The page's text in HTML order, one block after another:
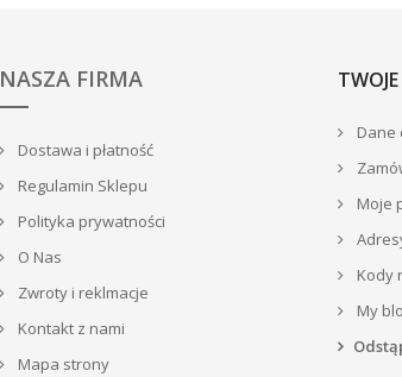
NASZA FIRMA
Dostawa i płatność
Regulamin Sklepu
Polityka prywatności
O Nas
Zwroty i reklmacje
Kontakt z nami
Mapa strony
Dane
Moje
Kody
My